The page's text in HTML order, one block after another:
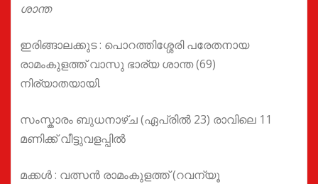
ശാന്ത
ഇരിങ്ങാലക്കുട : പൊറത്തിശ്ശേരി പരേതനായ
രാമംകുളത്ത് വാസു ഭാര്യ ശാന്ത (69)
നിര്യാതയായി.
സംസ്കാരം ബുധനാഴ്ച (ഏപ്രിൽ 23) രാവിലെ 11
മണിക്ക് വീട്ടുവളപ്പിൽ
മക്കൾ : വത്സൻ രാമംകുളത്ത് (റവന്യൂ